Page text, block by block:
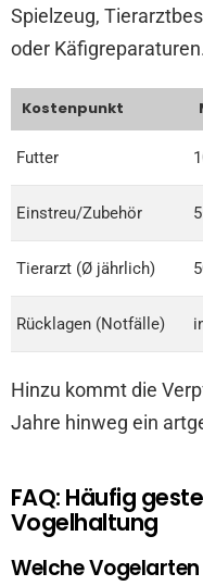
Spielzeug,
oder
Kostenpunkt
Futter
Einstreu/Zubehör
Tierarzt (Ø jährlich)
Rücklagen (Notfälle)
Hinzu kommt die
Jahre hinweg ein
FAQ: Häufig
Vogelhaltung
Welche